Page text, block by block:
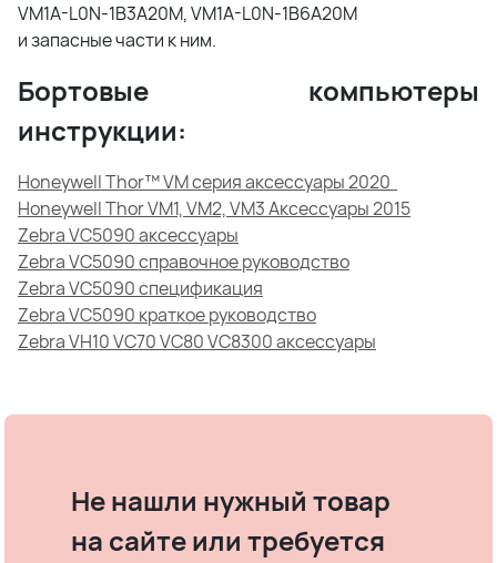
VM1A-L0N-1B3A20M, VM1A-L0N-1B6A20M
и запасные части к ним.
Бортовые компьютеры
инструкции:
Honeywell Thor™ VM серия аксессуары 2020
Honeywell Thor VM1, VM2, VM3 Аксессуары 2015
Zebra VC5090 аксессуары
Zebra VC5090 справочное руководство
Zebra VC5090 спецификация
Zebra VC5090 краткое руководство
Zebra VH10 VC70 VC80 VC8300 аксессуары
Не нашли нужный товар
на сайте или требуется